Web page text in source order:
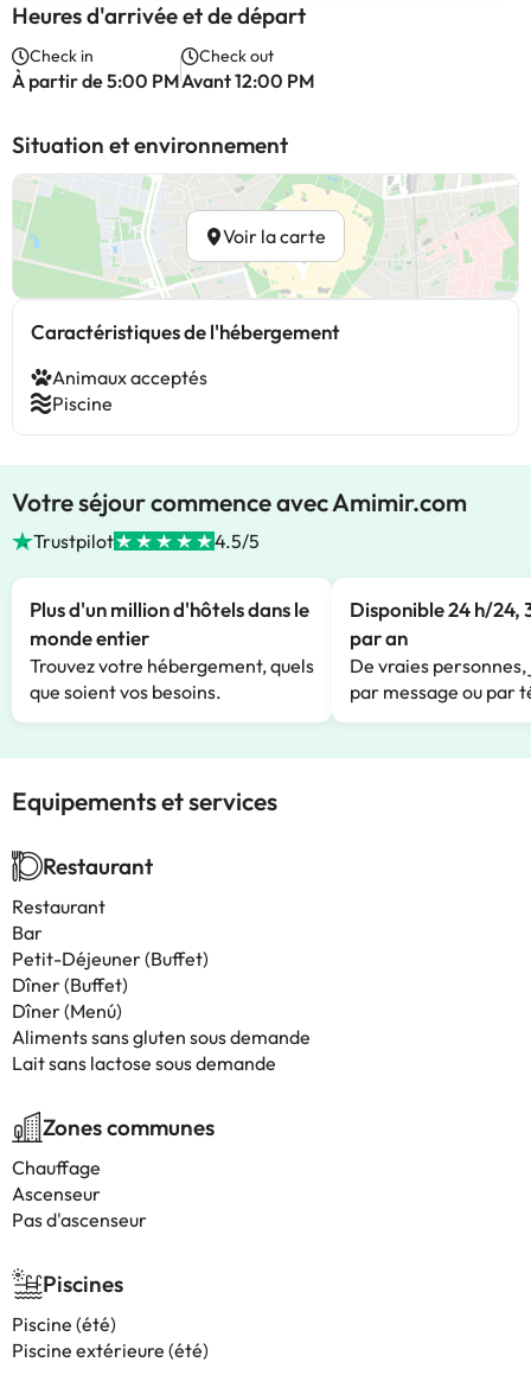
Heures d'arrivée et de départ
Check in
À partir de 5:00 PM
Check out
Avant 12:00 PM
Situation et environnement
Voir la carte
Caractéristiques de l'hébergement
Animaux acceptés
Piscine
Votre séjour commence avec Amimir.com
Trustpilot 4.5/5
Plus d'un million d'hôtels dans le
monde entier
Trouvez votre hébergement, quels
que soient vos besoins.
Disponible 24 h/24,
par an
De vraies
par message ou par
Equipements et services
Restaurant
Restaurant
Bar
Petit-Déjeuner (Buffet)
Dîner (Buffet)
Dîner (Menú)
Aliments sans gluten sous demande
Lait sans lactose sous demande
Zones communes
Chauffage
Ascenseur
Pas d'ascenseur
Piscines
Piscine (été)
Piscine extérieure (été)